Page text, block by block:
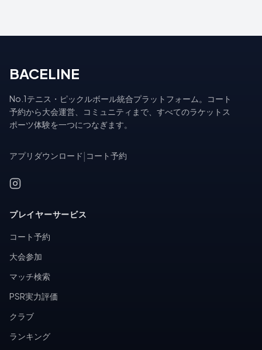
BACELINE
No.1テニス・ピックルボール統合プラットフォーム。コート
予約から大会運営、コミュニティまで、すべてのラケットス
ポーツ体験を一つにつなぎます。
アプリダウンロード コート予約
プレイヤーサービス
コート予約
大会参加
マッチ検索
PSR実力評価
クラブ
ランキング